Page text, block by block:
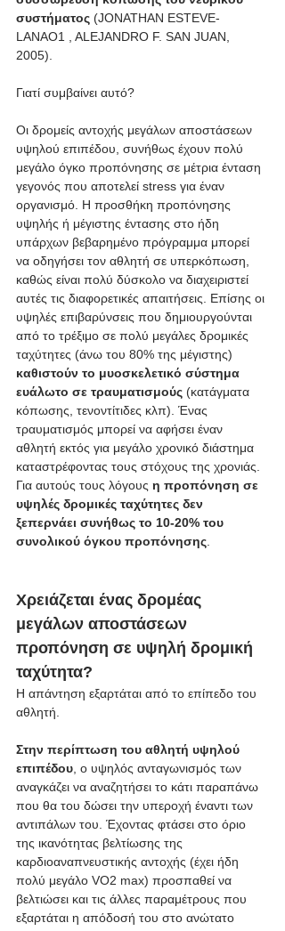
συστήματος (JONATHAN ESTEVE-
LANAO1 , ALEJANDRO F. SAN JUAN,
2005).
Γιατί συμβαίνει αυτό?
Οι δρομείς αντοχής μεγάλων αποστάσεων
υψηλού επιπέδου, συνήθως έχουν πολύ
μεγάλο όγκο προπόνησης σε μέτρια ένταση
γεγονός που αποτελεί stress για έναν
οργανισμό. Η προσθήκη προπόνησης
υψηλής ή μέγιστης έντασης στο ήδη
υπάρχων βεβαρημένο πρόγραμμα μπορεί
να οδηγήσει τον αθλητή σε υπερκόπωση,
καθώς είναι πολύ δύσκολο να διαχειριστεί
αυτές τις διαφορετικές απαιτήσεις. Επίσης οι
υψηλές επιβαρύνσεις που δημιουργούνται
από το τρέξιμο σε πολύ μεγάλες δρομικές
ταχύτητες (άνω του 80% της μέγιστης)
καθιστούν το μυοσκελετικό σύστημα
ευάλωτο σε τραυματισμούς (κατάγματα
κόπωσης, τενοντίτιδες κλπ). Ένας
τραυματισμός μπορεί να αφήσει έναν
αθλητή εκτός για μεγάλο χρονικό διάστημα
καταστρέφοντας τους στόχους της χρονιάς.
Για αυτούς τους λόγους η προπόνηση σε
υψηλές δρομικές ταχύτητες δεν
ξεπερνάει συνήθως το 10-20% του
συνολικού όγκου προπόνησης
Χρειάζεται ένας δρομέας
μεγάλων αποστάσεων
προπόνηση σε υψηλή δρομική
ταχύτητα?
Η απάντηση εξαρτάται από το επίπεδο του
αθλητή.
Στην περίπτωση του αθλητή υψηλού
επιπέδου , ο υψηλός ανταγωνισμός των
αναγκάζει να αναζητήσει το κάτι παραπάνω
που θα του δώσει την υπεροχή έναντι των
αντιπάλων του. Έχοντας φτάσει στο όριο
της ικανότητας βελτίωσης της
καρδιοαναπνευστικής αντοχής (έχει ήδη
πολύ μεγάλο VO2 max) προσπαθεί να
βελτιώσει και τις άλλες παραμέτρους που
εξαρτάται η απόδοσή του στο ανώτατο